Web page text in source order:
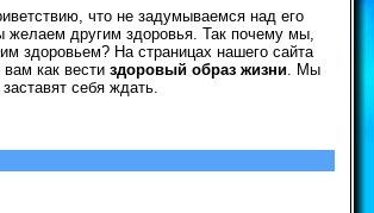
что не задумываемся над его
другим здоровья. Так почему мы,
здоровьем? На страницах нашего сайта
как вести здоровый образ жизни. Мы
себя ждать.